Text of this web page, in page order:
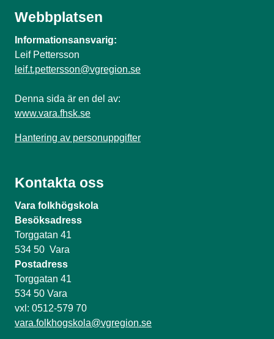
Webbplatsen
Informationsansvarig:
Leif Pettersson
leif.t.pettersson@vgregion.se
Denna sida är en del av:
www.vara.fhsk.se
Hantering av personuppgifter
Kontakta oss
Vara folkhögskola
Besöksadress
Torggatan 41
534 50 Vara
Postadress
Torggatan 41
534 50 Vara
vxl: 0512-579 70
vara.folkhogskola@vgregion.se